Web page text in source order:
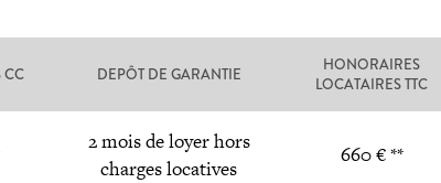
CC DEPÔT DE GARANTIE
HONORAIRES
LOCATAIRES TTC
2 mois de loyer hors
charges locatives
660 € **